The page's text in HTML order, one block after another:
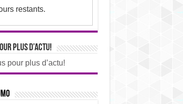
restants.
plus d’actu!
pour plus d’actu!